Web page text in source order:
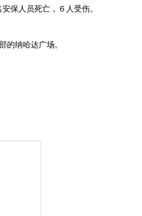
保人员死亡，６人受伤。
的纳哈达广场。